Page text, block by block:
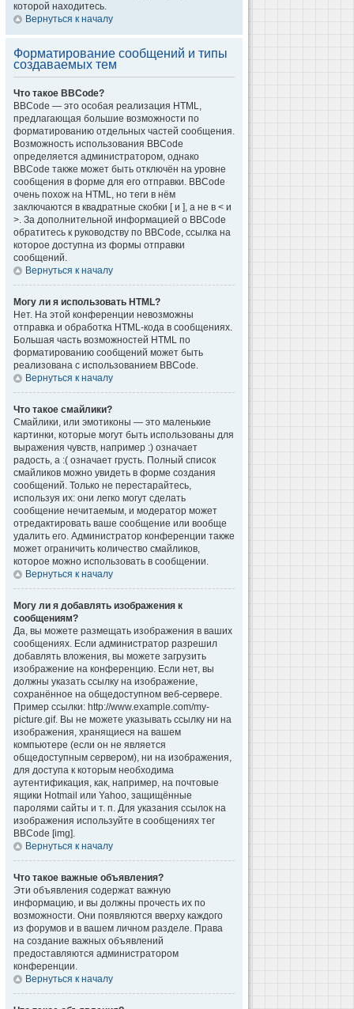
которой находитесь.
Вернуться к началу
Форматирование сообщений и типы
создаваемых тем
Что такое BBCode?
BBCode — это особая реализация HTML,
предлагающая большие возможности по
форматированию отдельных частей сообщения.
Возможность использования BBCode
определяется администратором, однако
BBCode также может быть отключён на уровне
сообщения в форме для его отправки. BBCode
очень похож на HTML, но теги в нём
заключаются в квадратные скобки [ и ], а не в < и
>. За дополнительной информацией о BBCode
обратитесь к руководству по BBCode, ссылка на
которое доступна из формы отправки
сообщений.
Вернуться к началу
Могу ли я использовать HTML?
Нет. На этой конференции невозможны
отправка и обработка HTML-кода в сообщениях.
Большая часть возможностей HTML по
форматированию сообщений может быть
реализована с использованием BBCode.
Вернуться к началу
Что такое смайлики?
Смайлики, или эмотиконы — это маленькие
картинки, которые могут быть использованы для
выражения чувств, например :) означает
радость, а :( означает грусть. Полный список
смайликов можно увидеть в форме создания
сообщений. Только не перестарайтесь,
используя их: они легко могут сделать
сообщение нечитаемым, и модератор может
отредактировать ваше сообщение или вообще
удалить его. Администратор конференции также
может ограничить количество смайликов,
которое можно использовать в сообщении.
Вернуться к началу
Могу ли я добавлять изображения к
сообщениям?
Да, вы можете размещать изображения в ваших
сообщениях. Если администратор разрешил
добавлять вложения, вы можете загрузить
изображение на конференцию. Если нет, вы
должны указать ссылку на изображение,
сохранённое на общедоступном веб-сервере.
Пример ссылки: http://www.example.com/my-
picture.gif. Вы не можете указывать ссылку ни на
изображения, хранящиеся на вашем
компьютере (если он не является
общедоступным сервером), ни на изображения,
для доступа к которым необходима
аутентификация, как, например, на почтовые
ящики Hotmail или Yahoo, защищённые
паролями сайты и т. п. Для указания ссылок на
изображения используйте в сообщениях тег
BBCode [img].
Вернуться к началу
Что такое важные объявления?
Эти объявления содержат важную
информацию, и вы должны прочесть их по
возможности. Они появляются вверху каждого
из форумов и в вашем личном разделе. Права
на создание важных объявлений
предоставляются администратором
конференции.
Вернуться к началу